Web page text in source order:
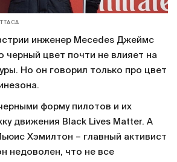
инженер Mecedes Джеймс
черный цвет почти не влияет на
Но он говорил только про цвет
форму пилотов и их
движения Black Lives Matter. А
Хэмилтон – главный активист
недоволен, что не все